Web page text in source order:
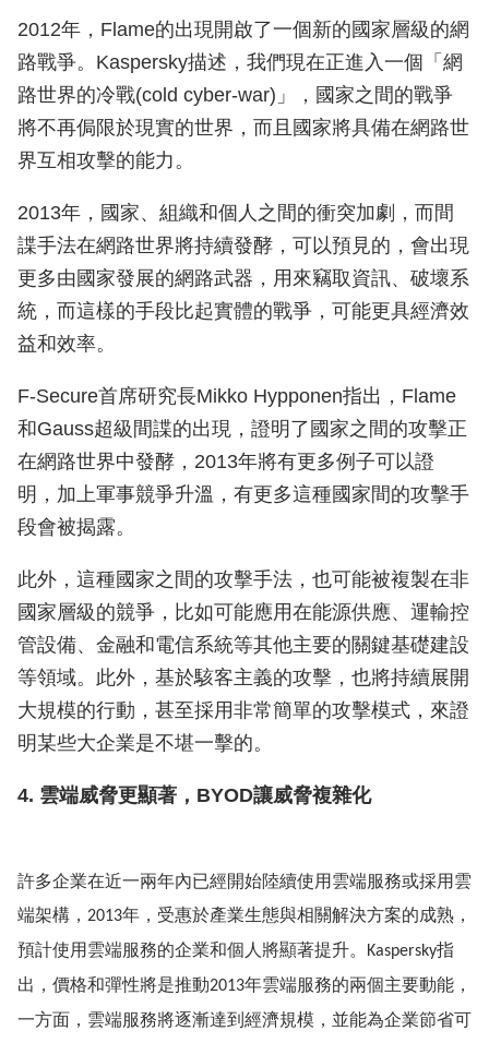
2012年，Flame的出現開啟了一個新的國家層級的網
路戰爭。Kaspersky描述，我們現在正進入一個「網
路世界的冷戰(cold cyber-war)」，國家之間的戰爭
將不再侷限於現實的世界，而且國家將具備在網路世
界互相攻擊的能力。
2013年，國家、組織和個人之間的衝突加劇，而間
諜手法在網路世界將持續發酵，可以預見的，會出現
更多由國家發展的網路武器，用來竊取資訊、破壞系
統，而這樣的手段比起實體的戰爭，可能更具經濟效
益和效率。
F-Secure首席研究長Mikko Hypponen指出，Flame
和Gauss超級間諜的出現，證明了國家之間的攻擊正
在網路世界中發酵，2013年將有更多例子可以證
明，加上軍事競爭升溫，有更多這種國家間的攻擊手
段會被揭露。
此外，這種國家之間的攻擊手法，也可能被複製在非
國家層級的競爭，比如可能應用在能源供應、運輸控
管設備、金融和電信系統等其他主要的關鍵基礎建設
等領域。此外，基於駭客主義的攻擊，也將持續展開
大規模的行動，甚至採用非常簡單的攻擊模式，來證
明某些大企業是不堪一擊的。
4. 雲端威脅更顯著，BYOD讓威脅複雜化
許多企業在近一兩年內已經開始陸續使用雲端服務或採用雲
端架構， 2013年，受惠於產業生態與相關解決方案的成熟，
預計使用雲端服務的企業和個人將顯著提升。
Kaspersky指
出，價格和彈性將是推動2013年雲端服務的兩個主要動能，
一方面，雲端服務將逐漸達到經濟規模，並能為企業節省可